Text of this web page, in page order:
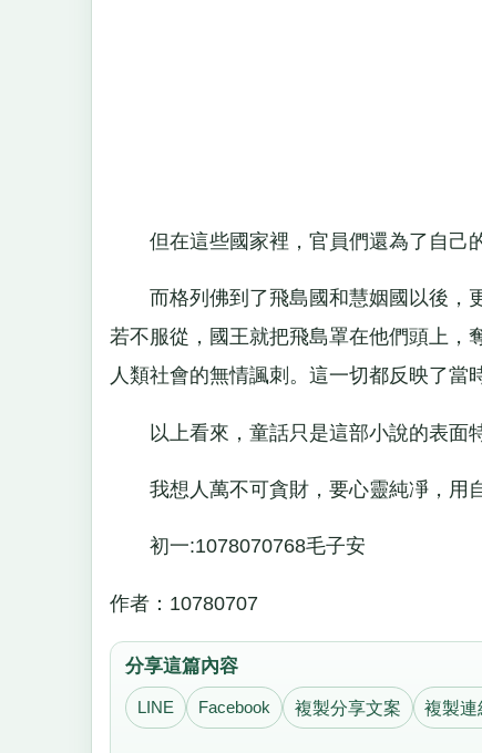
但在這些國家裡，官員們還為了自己
而格列佛到了飛島國和慧姻國以後，
若不服從，國王就把飛島罩在他們頭上，
人類社會的無情諷刺。這一切都反映了當
以上看來，童話只是這部小說的表面
我想人萬不可貪財，要心靈純凈，用自
初一:1078070768毛子安
作者：10780707
分享這篇內容
LINE Facebook 複製分享文案 複製連